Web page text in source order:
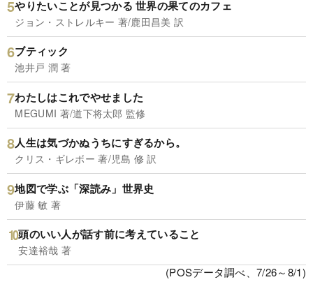
やりたいことが見つかる 世界の果てのカフェ
ジョン・ストレルキー 著/鹿田昌美 訳
ブティック
池井戸 潤 著
わたしはこれでやせました
MEGUMI 著/道下将太郎 監修
人生は気づかぬうちにすぎるから。
クリス・ギレボー 著/児島 修 訳
地図で学ぶ「深読み」世界史
伊藤 敏 著
頭のいい人が話す前に考えていること
安達裕哉 著
(POSデータ調べ、7/26～8/1)